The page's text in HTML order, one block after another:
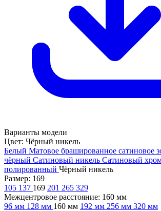
Варианты модели
Цвет: Чёрный никель
Белый Матовое брашированное сатиновое
чёрный Сатиновый никель Сатиновый
полированный Чёрный никель
Размер: 169
105 137 169 201 265 329
Межцентровое расстояние: 160 мм
96 мм 128 мм 160 мм 192 мм 256 мм 320 мм